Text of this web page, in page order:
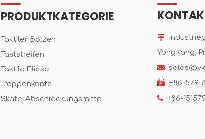
PRODUKTKATEGORIE
Taktiler Bolzen
Taststreifen
Taktile Fliese
Treppenkante
Skate-Abschreckungsmittel

YongKang,

 +86-579-
+86-